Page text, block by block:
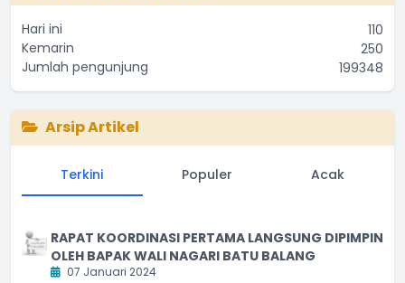
Hari ini
110
Kemarin
250
Jumlah pengunjung
199348
Arsip Artikel
Terkini Populer Acak
RAPAT KOORDINASI PERTAMA LANGSUNG DIPIMPIN
OLEH BAPAK WALI NAGARI BATU BALANG
07 Januari 2024